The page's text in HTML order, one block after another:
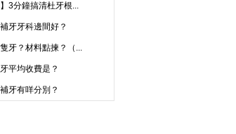
3分鐘搞清杜牙根...
牙牙科邊間好？
牙？材料點揀？（...
平均收費是？
牙有咩分別？